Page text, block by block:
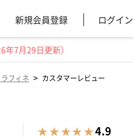
新規会員登録 ログイン
7月29日更新）
フィネ > カスタマーレビュー
4.9